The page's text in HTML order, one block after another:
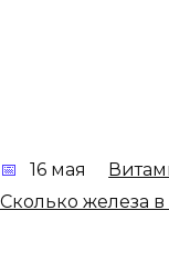
16 мая
Сколько железа в